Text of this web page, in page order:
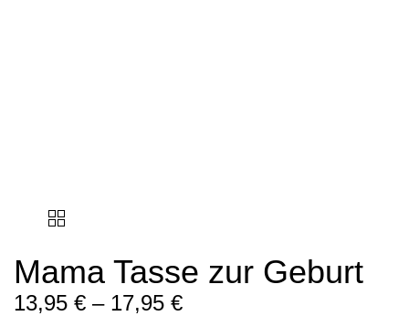
Mama Tasse zur Geburt
13,95 € – 17,95 €